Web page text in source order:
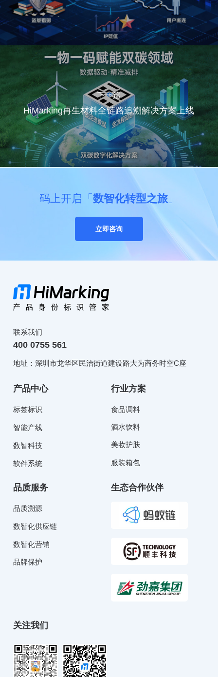
下一篇
HiMarking再生材料全链路追溯解决方案上线
码上开启「 数智化转型之旅」
立即咨询
联系我们
400 0755 561
地址：深圳市龙华区民治街道建设路大为商务时空C座
产品中心
标签标识
智能产线
数智科技
软件系统
行业方案
食品调料
酒水饮料
美妆护肤
服装箱包
品质服务
品质溯源
数智化供应链
数智化营销
品牌保护
生态合作伙伴
关注我们